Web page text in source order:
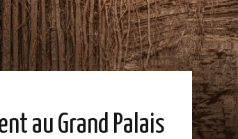
au Grand Palais